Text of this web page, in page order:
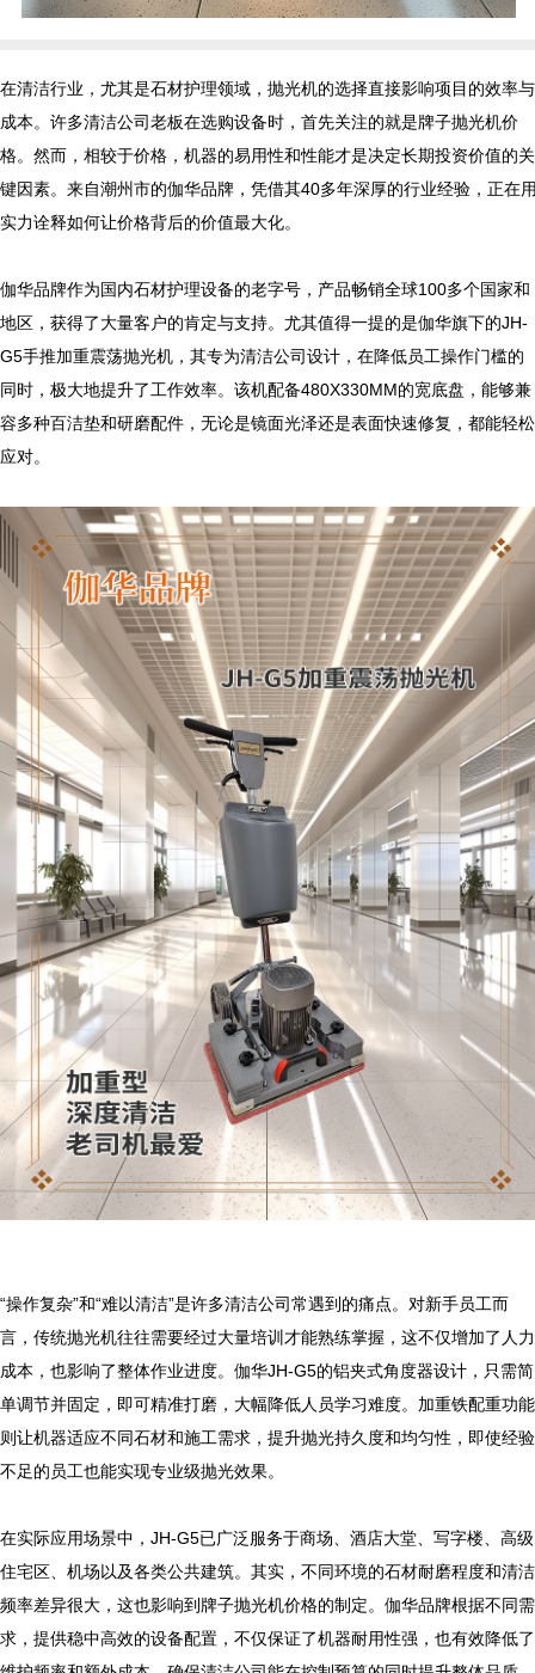
在清洁行业，尤其是石材护理领域，抛光机的选择直接影响项目的效率与
成本。许多清洁公司老板在选购设备时，首先关注的就是牌子抛光机价
格。然而，相较于价格，机器的易用性和性能才是决定长期投资价值的关
键因素。来自潮州市的伽华品牌，凭借其40多年深厚的行业经验，正在
实力诠释如何让价格背后的价值最大化。
伽华品牌作为国内石材护理设备的老字号，产品畅销全球100多个国家和
地区，获得了大量客户的肯定与支持。尤其值得一提的是伽华旗下的JH-
G5手推加重震荡抛光机，其专为清洁公司设计，在降低员工操作门槛的
同时，极大地提升了工作效率。该机配备480X330MM的宽底盘，能够兼
容多种百洁垫和研磨配件，无论是镜面光泽还是表面快速修复，都能轻松
应对。
“操作复杂”和“难以清洁”是许多清洁公司常遇到的痛点。对新手员工而
言，传统抛光机往往需要经过大量培训才能熟练掌握，这不仅增加了人力
成本，也影响了整体作业进度。伽华JH-G5的铝夹式角度器设计，只需简
单调节并固定，即可精准打磨，大幅降低人员学习难度。加重铁配重功能
则让机器适应不同石材和施工需求，提升抛光持久度和均匀性，即使经验
不足的员工也能实现专业级抛光效果。
在实际应用场景中，JH-G5已广泛服务于商场、酒店大堂、写字楼、高级
住宅区、机场以及各类公共建筑。其实，不同环境的石材耐磨程度和清洁
频率差异很大，这也影响到牌子抛光机价格的制定。伽华品牌根据不同需
求，提供稳中高效的设备配置，不仅保证了机器耐用性强，也有效降低了